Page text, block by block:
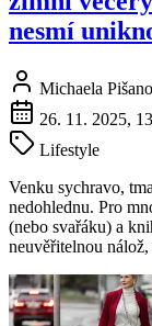
nesmí
Michaela
26. 11. 2025,
Lifestyle
Venku sychravo,
nedohlednu. Pro
(nebo svařáku) a
neuvěřitelnou